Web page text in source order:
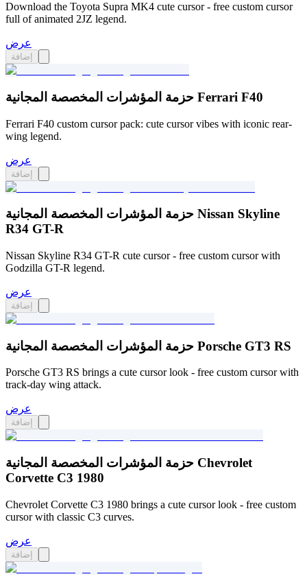
Download the Toyota Supra MK4 cute cursor - free custom cursor
full of animated 2JZ legend.
عرض
إضافة
حزمة المؤشرات المخصصة المجانية Ferrari F40
Ferrari F40 custom cursor pack: cute cursor vibes with iconic rear-
wing legend.
عرض
إضافة
حزمة المؤشرات المخصصة المجانية Nissan Skyline
R34 GT-R
Nissan Skyline R34 GT-R cute cursor - free custom cursor with
Godzilla GT-R legend.
عرض
إضافة
حزمة المؤشرات المخصصة المجانية Porsche GT3 RS
Porsche GT3 RS brings a cute cursor look - free custom cursor with
track-day wing attack.
عرض
إضافة
حزمة المؤشرات المخصصة المجانية Chevrolet
Сorvette C3 1980
Chevrolet Corvette C3 1980 brings a cute cursor look - free custom
cursor with classic C3 curves.
عرض
إضافة